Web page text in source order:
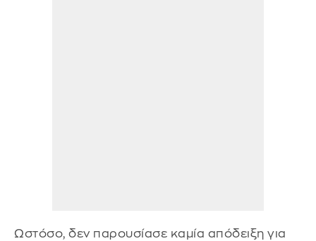
Ωστόσο, δεν παρουσίασε καμία απόδειξη για